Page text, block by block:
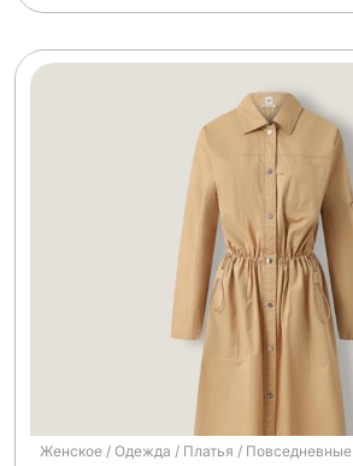
Женское / Одежда / Платья / Повседневные